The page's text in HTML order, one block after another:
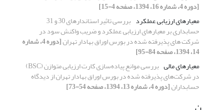
[دوره 4، شماره 16، 1394، صفحه 4-15]
معیارهای ارزیابی عملکرد
بررسی تاثیر استاندارهای 30 و 31
حسابداری بر معیارهای ارزیابی عملکرد و ضریب واکنش سود در
شرکت های پذیرفته شده در بورس اوراق بهادار تهران [دوره 4، شماره
14، 1394، صفحه 84-95]
معیارهای مالی
بررسی موانع پیاده‌سازی کارت ارزیابی متوازن (BSC)
در شرکت‌های پذیرفته شده در بورس اوراق بهادار تهران از دیدگاه
حسابداران[دوره 4، شماره 13، 1394، صفحه 54-73]